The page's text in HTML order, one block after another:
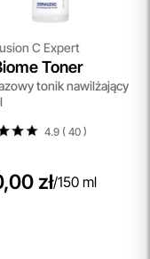
C Expert
Toner
tonik nawilżający
4.9 ( 40)
zł/150 ml